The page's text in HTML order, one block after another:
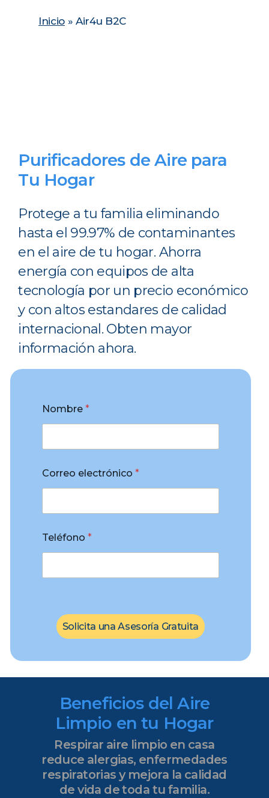
Inicio» Air4u B2C
Purificadores de Aire para
Tu Hogar
Protege a tu familia eliminando
hasta el 99.97% de contaminantes
en el aire de tu hogar. Ahorra
energía con equipos de alta
tecnología por un precio económico
y con altos estandares de calidad
internacional. Obten mayor
información ahora.
Nombre *
Correo electrónico *
Teléfono *
Solicita una Asesoría Gratuita
Beneficios del Aire
Limpio en tu Hogar
Respirar aire limpio en casa
reduce alergias, enfermedades
respiratorias y mejora la calidad
de vida de toda tu familia.